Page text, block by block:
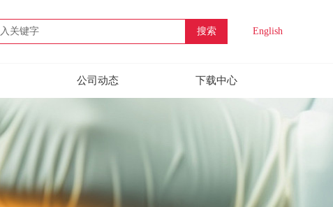
搜索
公司动态 下载中心
English